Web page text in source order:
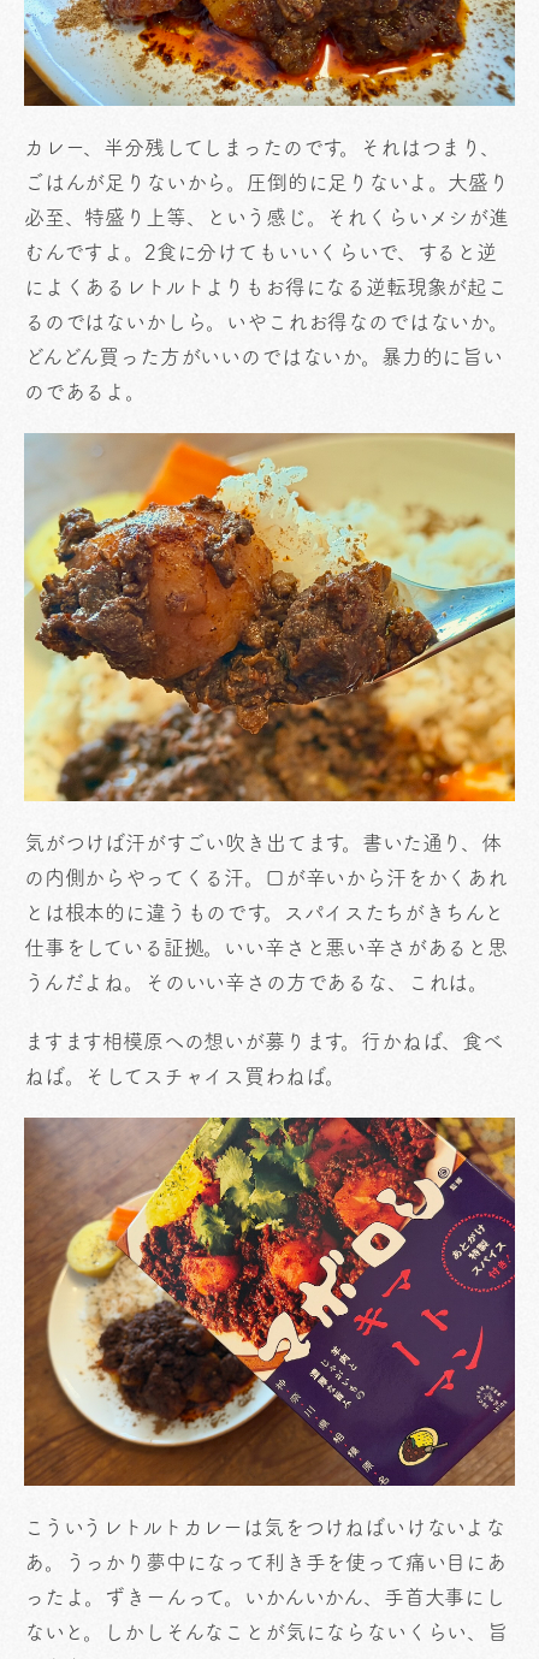
カレー、半分残してしまったのです。それはつまり、
ごはんが足りないから。圧倒的に足りないよ。大盛り
必至、特盛り上等、という感じ。それくらいメシが進
むんですよ。2食に分けてもいいくらいで、すると逆
によくあるレトルトよりもお得になる逆転現象が起こ
るのではないかしら。いやこれお得なのではないか。
どんどん買った方がいいのではないか。暴力的に旨い
のであるよ。
気がつけば汗がすごい吹き出てます。書いた通り、体
の内側からやってくる汗。口が辛いから汗をかくあれ
とは根本的に違うものです。スパイスたちがきちんと
仕事をしている証拠。いい辛さと悪い辛さがあると思
うんだよね。そのいい辛さの方であるな、これは。
ますます相模原への想いが募ります。行かねば、食べ
ねば。そしてスチャイス買わねば。
こういうレトルトカレーは気をつけねばいけないよな
あ。うっかり夢中になって利き手を使って痛い目にあ
ったよ。ずきーんって。いかんいかん、手首大事にし
ないと。しかしそんなことが気にならないくらい、旨